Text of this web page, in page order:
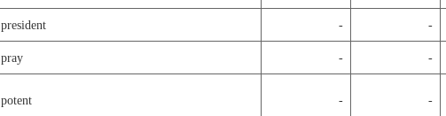
president - -
pray - -
potent - -